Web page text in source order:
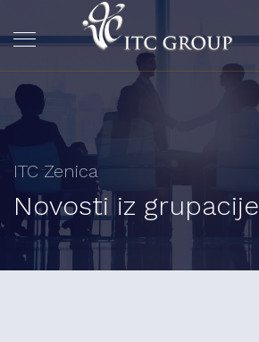
ITC Zenica
Novosti iz grupacije